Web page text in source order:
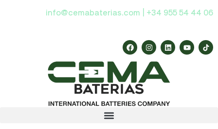
info@cemabaterias.com | +34 955 54 44 06